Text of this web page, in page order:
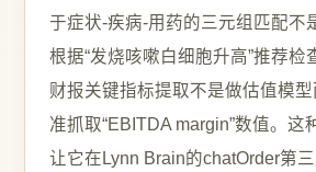
于症状-疾病-用药的三元组匹配不
根据“发烧咳嗽白细胞升高”推荐检
财报关键指标提取不是做估值模
准抓取“EBITDA margin”数值。这
让它在Lynn Brain的chatOrder第